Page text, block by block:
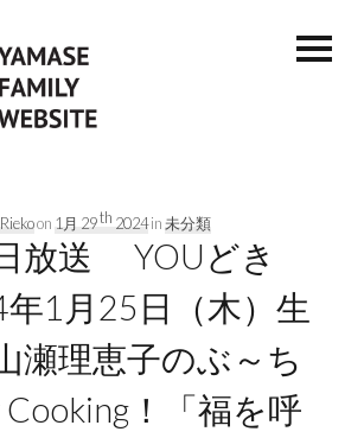
on 1月 29th 2024in未分類
放送 YOUどき
年1月25日（木）生
理恵子のぶ～ち
Cooking！「福を呼